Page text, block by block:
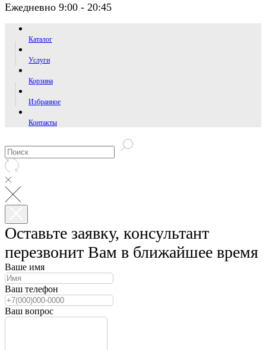
Ежедневно 9:00 - 20:45
Каталог
Услуги
Корзина
Избранное
Контакты
Оставьте заявку, консультант
перезвонит Вам в ближайшее время
Ваше имя
Ваш телефон
Ваш вопрос